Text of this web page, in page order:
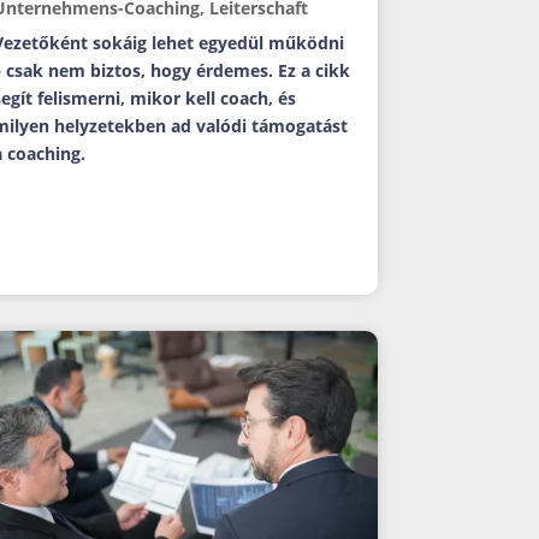
Coaching, Leiterschaft
sokáig lehet egyedül működni
csak nem biztos, hogy érdemes. Ez a cikk
felismerni, mikor kell coach, és
helyzetekben ad valódi támogatást
coaching.